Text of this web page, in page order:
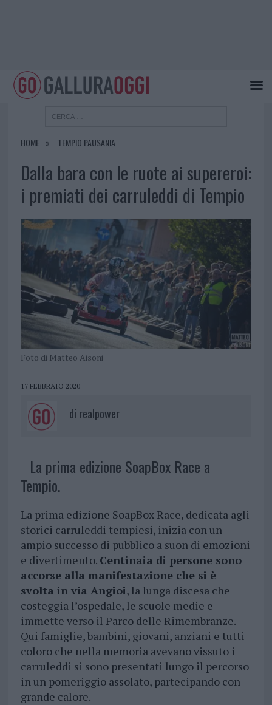
HOME TEMPIO PAUSANIA
Dalla bara con le ruote ai supereroi:
i premiati dei carruleddi di Tempio
Foto di Matteo Aisoni
17 FEBBRAIO 2020
di realpower
La prima edizione SoapBox Race a
Tempio.
La prima edizione SoapBox Race, dedicata agli
storici carruleddi tempiesi, inizia con un
ampio successo di pubblico a suon di emozioni
e divertimento. Centinaia di persone sono
accorse alla manifestazione che si è
svolta in via Angioi, la lunga discesa che
costeggia l’ospedale, le scuole medie e
immette verso il Parco delle Rimembranze.
Qui famiglie, bambini, giovani, anziani e tutti
coloro che nella memoria avevano vissuto i
carruleddi si sono presentati lungo il percorso
in un pomeriggio assolato, partecipando con
grande calore.